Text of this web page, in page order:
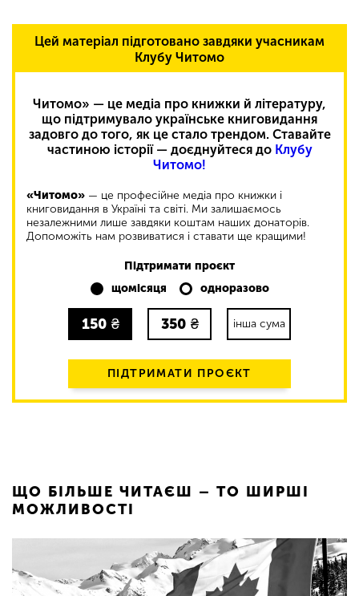
Цей матеріал підготовано завдяки учасникам
Клубу Читомо
Читомо» — це медіа про книжки й літературу,
що підтримувало українське книговидання
задовго до того, як це стало трендом. Ставайте
частиною історії — доєднуйтеся до Клубу
Читомо!
«Читомо» — це професійне медіа про книжки і
книговидання в Україні та світі. Ми залишаємось
незалежними лише завдяки коштам наших донаторів.
Допоможіть нам розвиватися і ставати ще кращими!
Підтримати проєкт
щомісяця
одноразово
150 ₴ 350 ₴ інша сума
ПІДТРИМАТИ ПРОЄКТ
ЩО БІЛЬШЕ ЧИТАЄШ – ТО ШИРШІ
МОЖЛИВОСТІ